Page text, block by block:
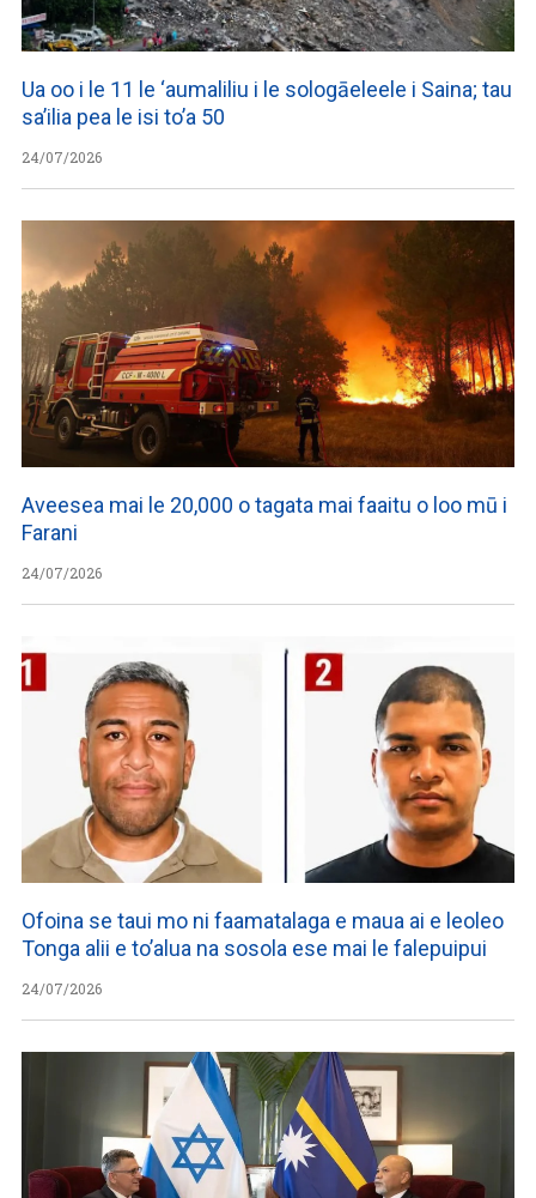
Ua oo i le 11 le ‘aumaliliu i le sologāeleele i Saina; tau
sa’ilia pea le isi to’a 50
24/07/2026
Aveesea mai le 20,000 o tagata mai faaitu o loo mū i
Farani
24/07/2026
Ofoina se taui mo ni faamatalaga e maua ai e leoleo
Tonga alii e to’alua na sosola ese mai le falepuipui
24/07/2026